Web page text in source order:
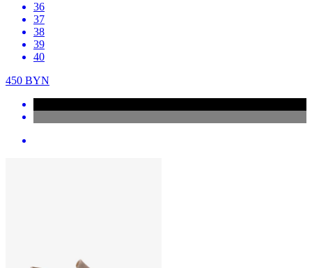
36
37
38
39
40
450 BYN